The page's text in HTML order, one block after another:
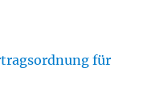
für